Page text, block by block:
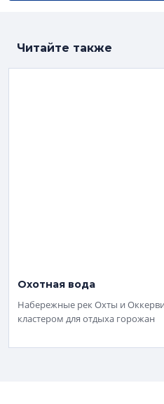
Читайте также
Охотная вода
Набережные рек Охты и
кластером для отдыха горожан